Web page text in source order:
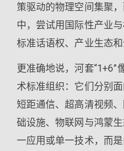
策驱动的物理空间集聚
中，尝试用国际性产业
标准话语权、产业生态和
更准确地说，河套“1+6”
术标准组织：它们分别
短距通信、超高清视频
础设施、物联网与鸿蒙
一应用或单一技术，而